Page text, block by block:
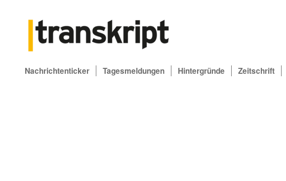
Nachrichtenticker Tagesmeldungen Hintergründe Zeitschrift